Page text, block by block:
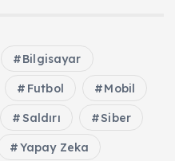
Bilgisayar
Futbol Mobil
Saldırı Siber
Yapay Zeka